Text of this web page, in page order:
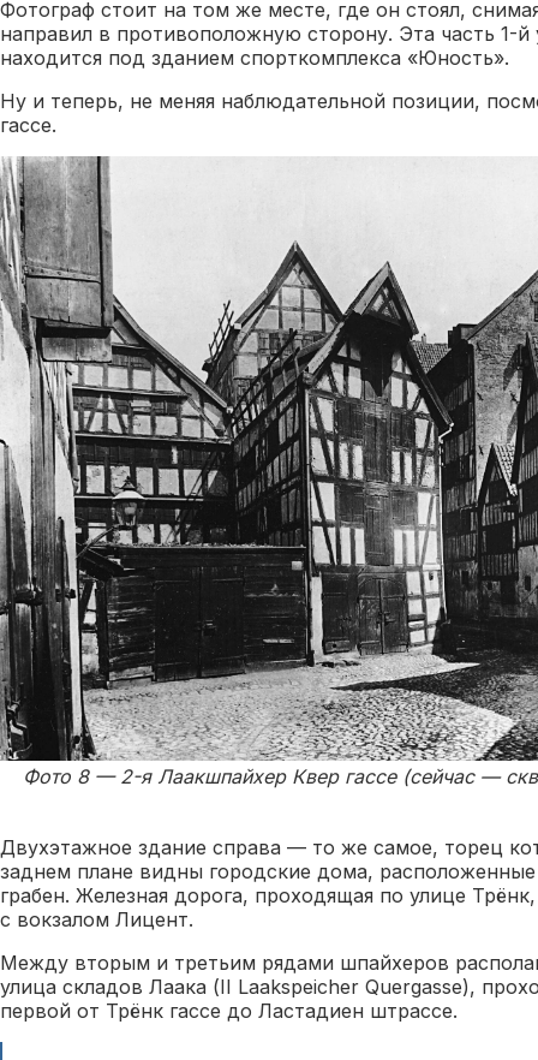
Фотограф стоит на том же месте, где он стоял,
направил в противоположную сторону. Эта часть 1-
находится под зданием спорткомплекса «Юность».
Ну и теперь, не меняя наблюдательной позиции,
гассе.
Фото 8 — 2-я Лаакшпайхер Квер гассе (сейчас —
Двухэтажное здание справа — то же самое, торец
заднем плане видны городские дома,
грабен. Железная дорога, проходящая по улице
с вокзалом Лицент.
Между вторым и третьим рядами шпайхеров
улица складов Лаака (II Laakspeicher Quergasse),
первой от Трёнк гассе до Ластадиен штрассе.